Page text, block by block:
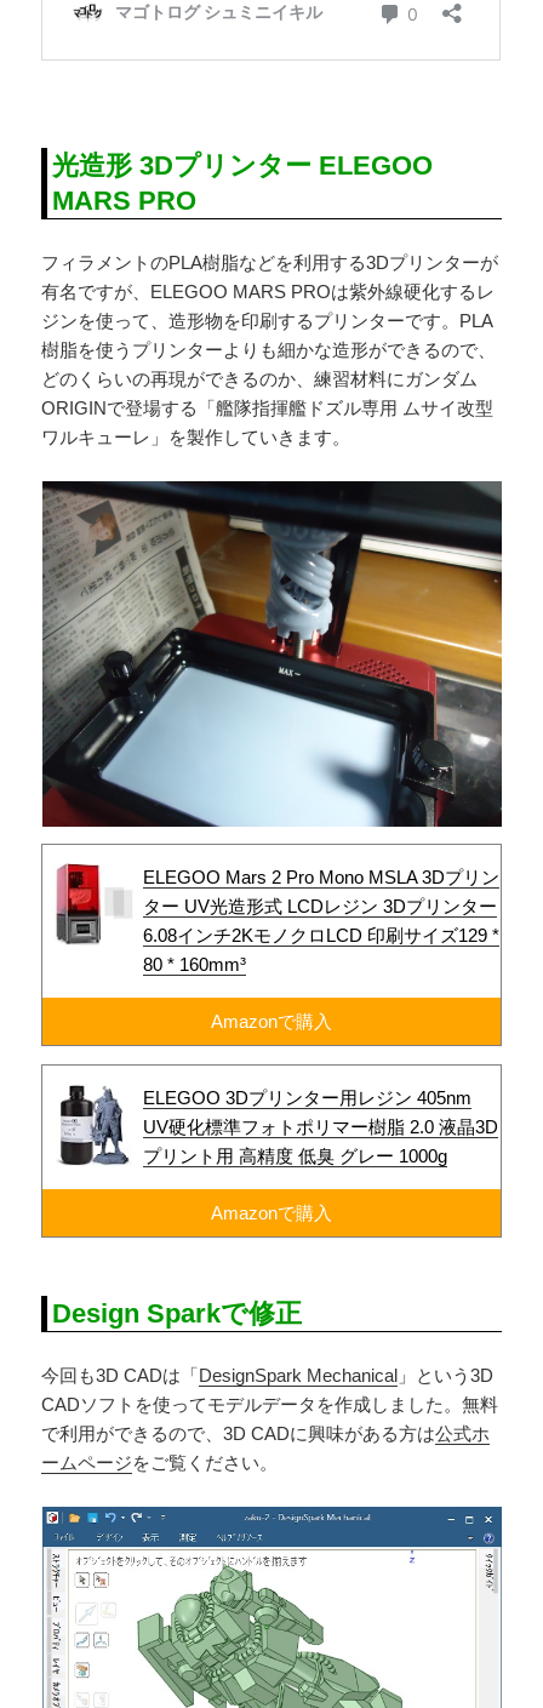
光造形 3Dプリンター ELEGOO
MARS PRO
フィラメントのPLA樹脂などを利用する3Dプリンターが
有名ですが、ELEGOO MARS PROは紫外線硬化するレ
ジンを使って、造形物を印刷するプリンターです。PLA
樹脂を使うプリンターよりも細かな造形ができるので、
どのくらいの再現ができるのか、練習材料にガンダム
ORIGINで登場する「艦隊指揮艦ドズル専用 ムサイ改型
ワルキューレ」を製作していきます。
ELEGOO Mars 2 Pro Mono MSLA 3Dプリン
ター UV光造形式 LCDレジン 3Dプリンター
6.08インチ2KモノクロLCD 印刷サイズ129 *
80 * 160mm³
Amazonで購入
ELEGOO 3Dプリンター用レジン 405nm
UV硬化標準フォトポリマー樹脂 2.0 液晶3D
プリント用 高精度 低臭 グレー 1000g
Amazonで購入
Design Sparkで修正
今回も3D CADは「DesignSpark Mechanical 」という3D
CADソフトを使ってモデルデータを作成しました。無料
で利用ができるので、3D CADに興味がある方は公式ホ
ームページをご覧ください。